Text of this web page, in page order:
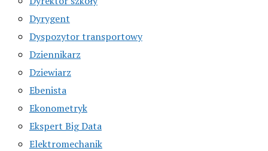
Dyrygent
Dyspozytor transportowy
Dziennikarz
Dziewiarz
Ebenista
Ekonometryk
Ekspert Big Data
Elektromechanik